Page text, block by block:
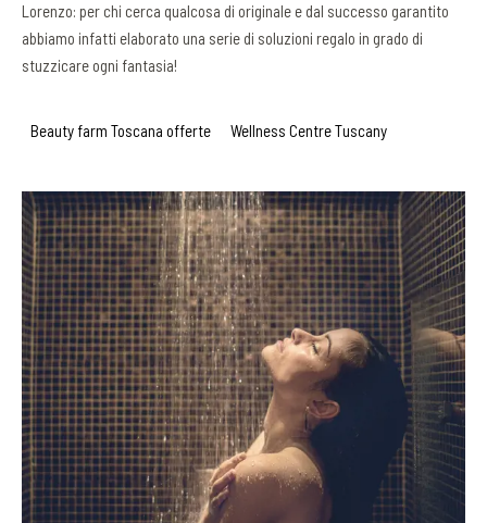
Lorenzo: per chi cerca qualcosa di originale e dal successo garantito
abbiamo infatti elaborato una serie di soluzioni regalo in grado di
stuzzicare ogni fantasia!
Beauty farm Toscana offerte Wellness Centre Tuscany